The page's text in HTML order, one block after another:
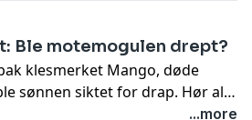
Ble motemogulen drept?
klesmerket Mango, døde
sønnen siktet for drap. Hør alle
...more